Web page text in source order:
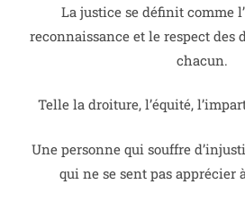
La justice se définit comme
reconnaissance et le respect des
chacun.
Telle la droiture, l’équité,
Une personne qui souffre
qui ne se sent pas apprécier